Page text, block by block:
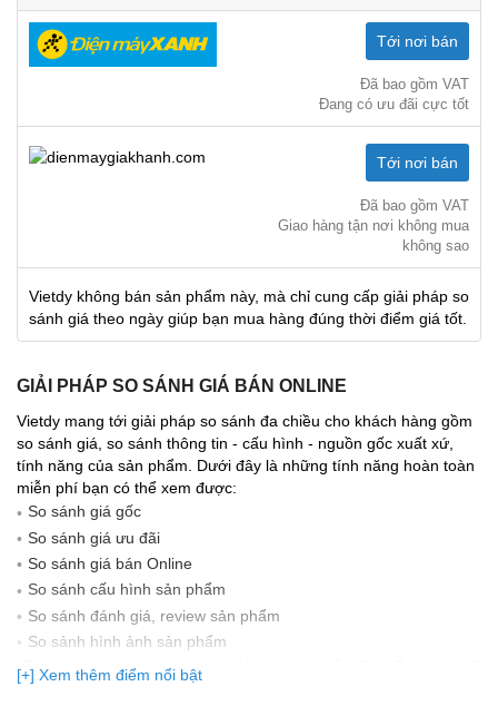
Tới nơi bán
Đã bao gồm VAT
Đang có ưu đãi cực tốt
Tới nơi bán
Đã bao gồm VAT
Giao hàng tận nơi không mua
không sao
Vietdy không bán sản phẩm này, mà chỉ cung cấp giải pháp so
sánh giá theo ngày giúp bạn mua hàng đúng thời điểm giá tốt.
GIẢI PHÁP SO SÁNH GIÁ BÁN ONLINE
Vietdy mang tới giải pháp so sánh đa chiều cho khách hàng gồm
so sánh giá, so sánh thông tin - cấu hình - nguồn gốc xuất xứ,
tính năng của sản phẩm. Dưới đây là những tính năng hoàn toàn
miễn phí bạn có thể xem được:
So sánh giá gốc
So sánh giá ưu đãi
So sánh giá bán Online
So sánh cấu hình sản phẩm
So sánh đánh giá, review sản phẩm
So sảnh hình ảnh sản phẩm
(Bạn đang được xem so sánh giá, xem giá biến động Realtime 10
lần cập nhật gần nhất)
[+] Xem thêm điểm nổi bật